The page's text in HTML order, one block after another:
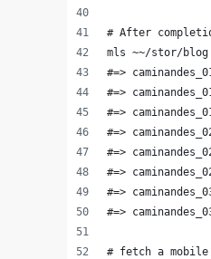
# After
mls ~~/stor/blog
#=>
#=>
#=>
#=>
#=>
#=>
#=>
#=>
# fetch a